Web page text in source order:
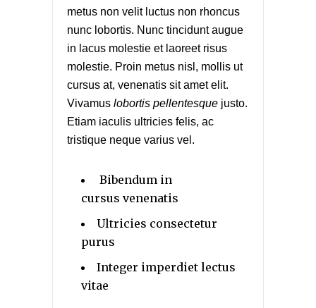
metus non velit luctus non rhoncus
nunc lobortis. Nunc tincidunt augue
in lacus molestie et laoreet risus
molestie. Proin metus nisl, mollis ut
cursus at, venenatis sit amet elit.
Vivamus lobortis pellentesque justo.
Etiam iaculis ultricies felis, ac
tristique neque varius vel.
Bibendum in
cursus venenatis
Ultricies consectetur
purus
Integer imperdiet lectus
vitae